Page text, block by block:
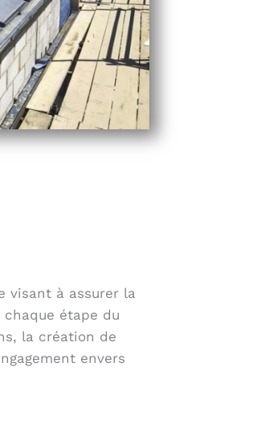
visant à assurer la
étape du
la création de
envers